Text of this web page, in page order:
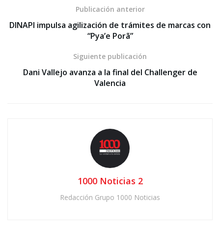
Publicación anterior
DINAPI impulsa agilización de trámites de marcas con
“Pya’e Porã”
Siguiente publicación
Dani Vallejo avanza a la final del Challenger de
Valencia
1000 Noticias 2
Redacción Grupo 1000 Noticias